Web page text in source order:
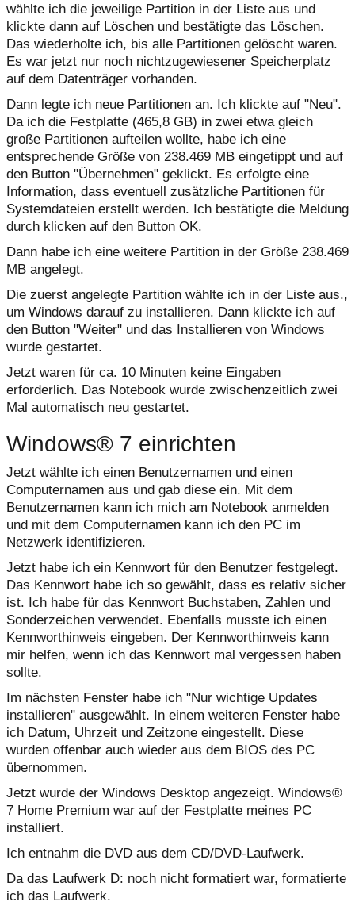
wählte ich die jeweilige Partition in der Liste aus und
klickte dann auf Löschen und bestätigte das Löschen.
Das wiederholte ich, bis alle Partitionen gelöscht waren.
Es war jetzt nur noch nichtzugewiesener Speicherplatz
auf dem Datenträger vorhanden.
Dann legte ich neue Partitionen an. Ich klickte auf "Neu".
Da ich die Festplatte (465,8 GB) in zwei etwa gleich
große Partitionen aufteilen wollte, habe ich eine
entsprechende Größe von 238.469 MB eingetippt und auf
den Button "Übernehmen" geklickt. Es erfolgte eine
Information, dass eventuell zusätzliche Partitionen für
Systemdateien erstellt werden. Ich bestätigte die Meldung
durch klicken auf den Button OK.
Dann habe ich eine weitere Partition in der Größe 238.469
MB angelegt.
Die zuerst angelegte Partition wählte ich in der Liste aus.,
um Windows darauf zu installieren. Dann klickte ich auf
den Button "Weiter" und das Installieren von Windows
wurde gestartet.
Jetzt waren für ca. 10 Minuten keine Eingaben
erforderlich. Das Notebook wurde zwischenzeitlich zwei
Mal automatisch neu gestartet.
Windows® 7 einrichten
Jetzt wählte ich einen Benutzernamen und einen
Computernamen aus und gab diese ein. Mit dem
Benutzernamen kann ich mich am Notebook anmelden
und mit dem Computernamen kann ich den PC im
Netzwerk identifizieren.
Jetzt habe ich ein Kennwort für den Benutzer festgelegt.
Das Kennwort habe ich so gewählt, dass es relativ sicher
ist. Ich habe für das Kennwort Buchstaben, Zahlen und
Sonderzeichen verwendet. Ebenfalls musste ich einen
Kennworthinweis eingeben. Der Kennworthinweis kann
mir helfen, wenn ich das Kennwort mal vergessen haben
sollte.
Im nächsten Fenster habe ich "Nur wichtige Updates
installieren" ausgewählt. In einem weiteren Fenster habe
ich Datum, Uhrzeit und Zeitzone eingestellt. Diese
wurden offenbar auch wieder aus dem BIOS des PC
übernommen.
Jetzt wurde der Windows Desktop angezeigt. Windows®
7 Home Premium war auf der Festplatte meines PC
installiert.
Ich entnahm die DVD aus dem CD/DVD-Laufwerk.
Da das Laufwerk D: noch nicht formatiert war, formatierte
ich das Laufwerk.